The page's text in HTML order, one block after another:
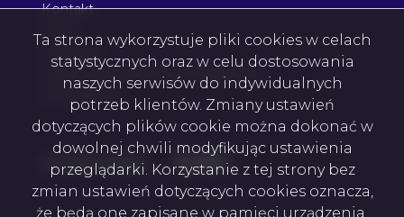
Kontakt
Agent nieruchomości Podkarpacie
Architektura
social media Facebook
Facebook
Facebook
Facebook
Ta strona wykorzystuje pliki cookies w celach
statystycznych oraz w celu dostosowania
naszych serwisów do indywidualnych
potrzeb klientów. Zmiany ustawień
dotyczących plików cookie można dokonać w
dowolnej chwili modyfikując ustawienia
przeglądarki. Korzystanie z tej strony bez
zmian ustawień dotyczących cookies oznacza,
że będą one zapisane w pamięci urządzenia.